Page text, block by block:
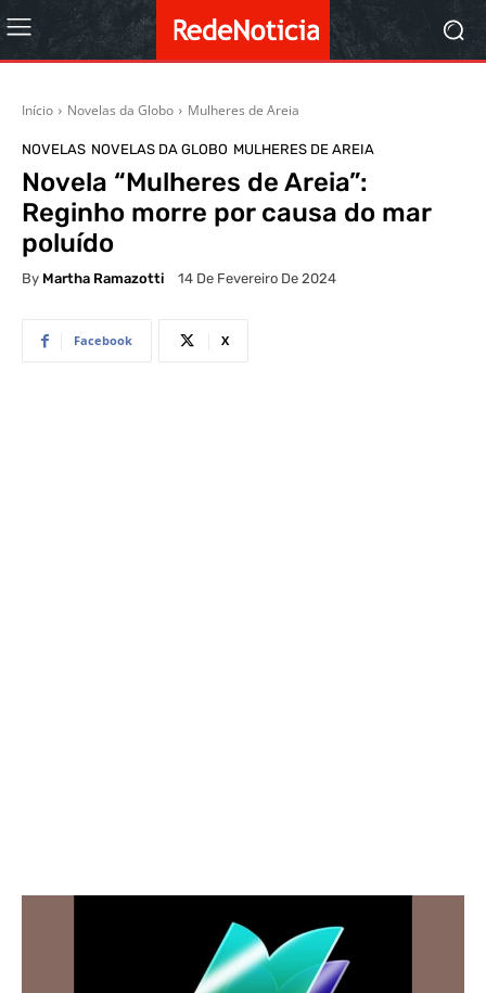
Início Novelas da Globo Mulheres de Areia
NOVELAS NOVELAS DA GLOBO MULHERES DE AREIA
Novela “Mulheres de Areia”:
Reginho morre por causa do mar
poluído
By Martha Ramazotti 14 De Fevereiro De 2024
Facebook X